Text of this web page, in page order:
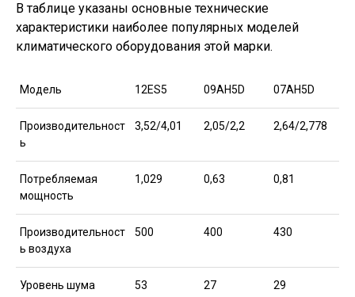
В таблице указаны основные технические
характеристики наиболее популярных моделей
климатического оборудования этой марки.
Модель 12ES5 09AH5D 07AH5D
Производительност
ь
3,52/4,01 2,05/2,2 2,64/2,778
Потребляемая
мощность
1,029 0,63 0,81
Производительност
ь воздуха
500 400 430
Уровень шума 53 27 29